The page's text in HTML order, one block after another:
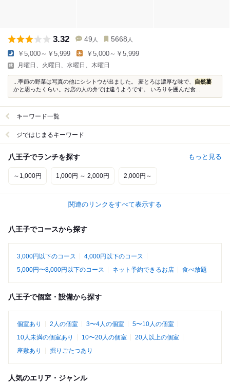
3.32 49 人 5668 人
￥5,000～￥5,999 ￥5,000～￥5,999
月曜日、火曜日、水曜日、木曜日
...季節の野菜は写真の他にシシトウが出ました。 麦とろは濃厚な味で、 自然薯
かと思ったくらい。お店の人の弁では違うようです。 いろりを囲んだ食...
キーワード一覧
ジではじまるキーワード
八王子でランチを探す もっと見る
～1,000円 1,000円 ～ 2,000円 2,000円～
関連のリンクをすべて表示する
八王子でコースから探す
3,000円以下のコース
4,000円以下のコース
5,000円〜8,000円以下のコース
ネット予約できるお店 食べ放題
八王子で個室・設備から探す
個室あり 2人の個室 3〜4人の個室
5〜10人の個室
10人未満の個室あり
10〜20人の個室
20人以上の個室
座敷あり
掘りごたつあり
人気のエリア・ジャンル